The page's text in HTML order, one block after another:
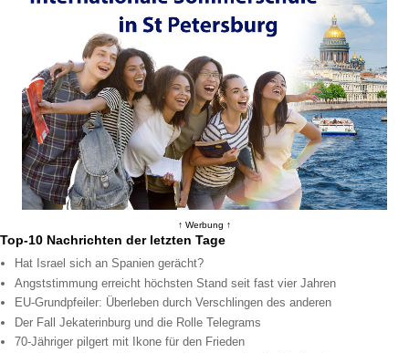
↑ Werbung ↑
Top-10 Nachrichten der letzten Tage
Hat Israel sich an Spanien gerächt?
Angststimmung erreicht höchsten Stand seit fast vier Jahren
EU-Grundpfeiler: Überleben durch Verschlingen des anderen
Der Fall Jekaterinburg und die Rolle Telegrams
70-Jähriger pilgert mit Ikone für den Frieden